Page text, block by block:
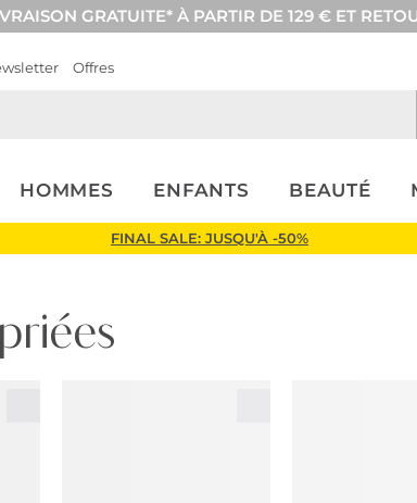
GRATUITE* À PARTIR DE 129 € ET
Offres
HOMMES ENFANTS BEAUTÉ
FINAL SALE: JUSQU'À -50%